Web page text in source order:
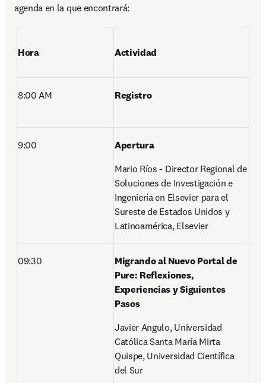
agenda en la que encontrará:
Hora Actividad
8:00 AM Registro
9:00
Apertura
Mario Ríos - Director Regional de
Soluciones de Investigación e
Ingeniería en Elsevier para el
Sureste de Estados Unidos y
Latinoamérica, Elsevier
09:30
Migrando al Nuevo Portal de
Pure: Reflexiones,
Experiencias y Siguientes
Pasos
Javier Angulo, Universidad
Católica Santa María Mirta
Quispe, Universidad Científica
del Sur